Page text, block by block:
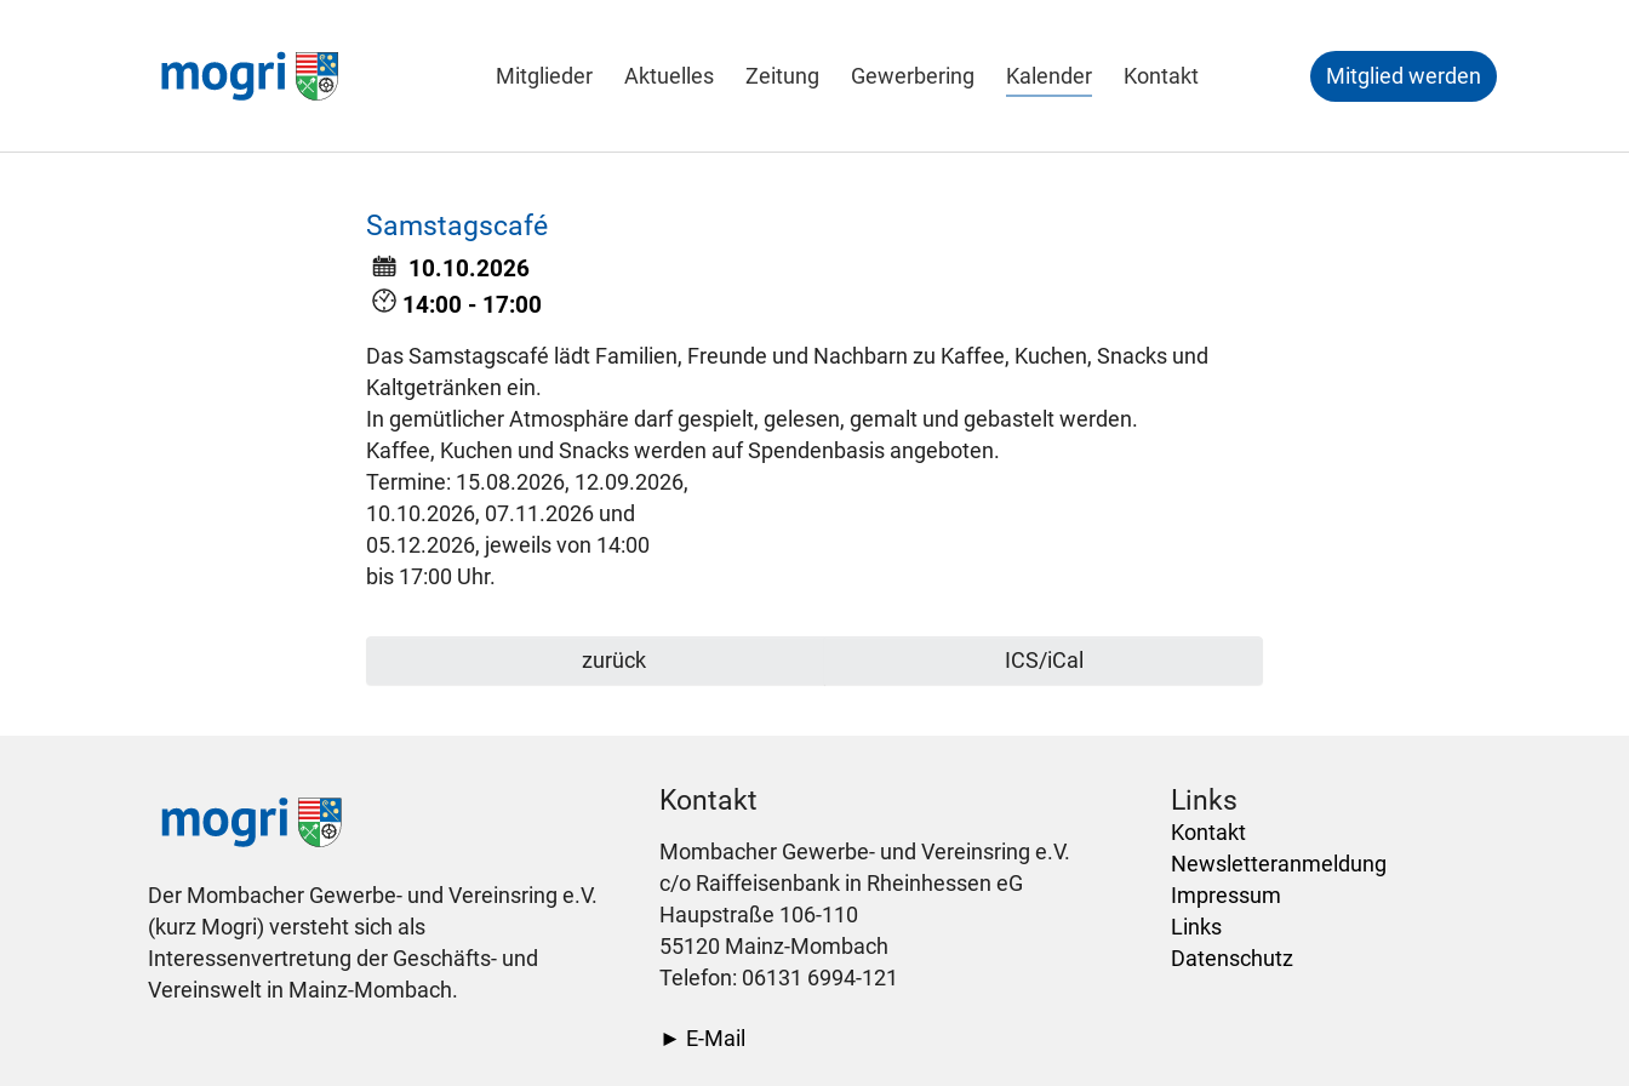
Mitglieder Aktuelles Zeitung Gewerbering Kalender Kontakt Mitglied werden
Samstagscafé
10.10.2026
14:00 - 17:00
Das Samstagscafé lädt Familien, Freunde und Nachbarn zu Kaffee, Kuchen, Snacks und
Kaltgetränken ein.
In gemütlicher Atmosphäre darf gespielt, gelesen, gemalt und gebastelt werden.
Kaffee, Kuchen und Snacks werden auf Spendenbasis angeboten.
Termine: 15.08.2026, 12.09.2026,
10.10.2026, 07.11.2026 und
05.12.2026, jeweils von 14:00
bis 17:00 Uhr.
zurück ICS/iCal
Der Mombacher Gewerbe- und Vereinsring e.V.
(kurz Mogri) versteht sich als
Interessenvertretung der Geschäfts- und
Vereinswelt in Mainz-Mombach.
Kontakt
Mombacher Gewerbe- und Vereinsring e.V.
c/o Raiffeisenbank in Rheinhessen eG
Haupstraße 106-110
55120 Mainz-Mombach
Telefon: 06131 6994-121
► E-Mail
Links
Kontakt
Newsletteranmeldung
Impressum
Links
Datenschutz